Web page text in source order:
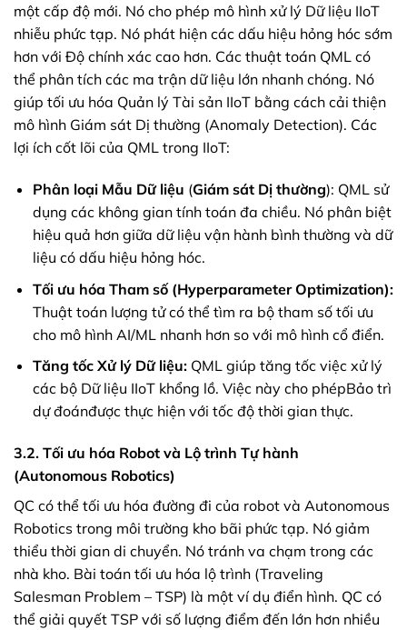
một cấp độ mới. Nó cho phép mô hình xử lý Dữ liệu IIoT
nhiễu phức tạp. Nó phát hiện các dấu hiệu hỏng hóc sớm
hơn với Độ chính xác cao hơn. Các thuật toán QML có
thể phân tích các ma trận dữ liệu lớn nhanh chóng. Nó
giúp tối ưu hóa Quản lý Tài sản IIoT bằng cách cải thiện
mô hình Giám sát Dị thường (Anomaly Detection). Các
lợi ích cốt lõi của QML trong IIoT:
Phân loại Mẫu Dữ liệu (Giám sát Dị thường): QML sử
dụng các không gian tính toán đa chiều. Nó phân biệt
hiệu quả hơn giữa dữ liệu vận hành bình thường và dữ
liệu có dấu hiệu hỏng hóc.
Tối ưu hóa Tham số (Hyperparameter Optimization):
Thuật toán lượng tử có thể tìm ra bộ tham số tối ưu
cho mô hình AI/ML nhanh hơn so với mô hình cổ điển.
Tăng tốc Xử lý Dữ liệu:QML giúp tăng tốc việc xử lý
các bộ Dữ liệu IIoT khổng lồ. Việc này cho phépBảo trì
dự đoánđược thực hiện với tốc độ thời gian thực.
3.2. Tối ưu hóa Robot và Lộ trình Tự hành
(Autonomous Robotics)
QC có thể tối ưu hóa đường đi của robot và Autonomous
Robotics trong môi trường kho bãi phức tạp. Nó giảm
thiểu thời gian di chuyển. Nó tránh va chạm trong các
nhà kho. Bài toán tối ưu hóa lộ trình (Traveling
Salesman Problem – TSP) là một ví dụ điển hình. QC có
thể giải quyết TSP với số lượng điểm đến lớn hơn nhiều